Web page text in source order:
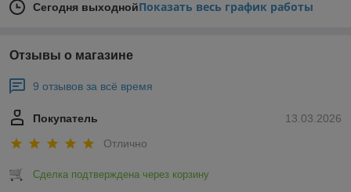
Сегодня выходнойПоказать весь график работы
Отзывы о магазине
9 отзывов за всё время
13.03.2026
Покупатель
Отлично
Сделка подтверждена через корзину